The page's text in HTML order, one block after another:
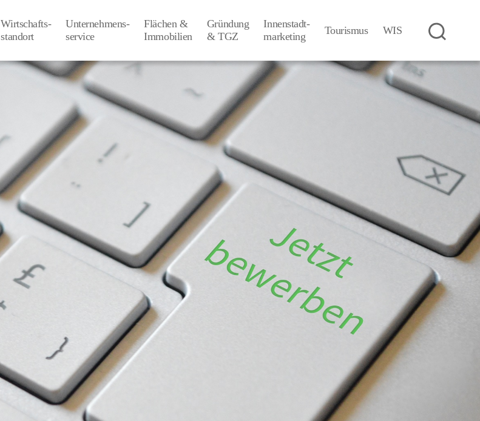
Wirtschafts-
­standort
Unternehmens-
­service
Flächen &
Immobilien
Gründung
& TGZ
Innenstadt-
­marketing
Tourismus WIS